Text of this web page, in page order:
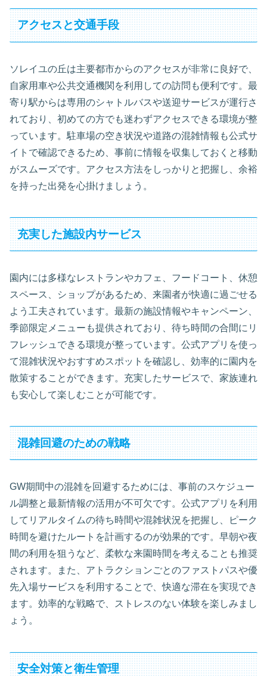
アクセスと交通手段
ソレイユの丘は主要都市からのアクセスが非常に良好で、
自家用車や公共交通機関を利用しての訪問も便利です。最
寄り駅からは専用のシャトルバスや送迎サービスが運行さ
れており、初めての方でも迷わずアクセスできる環境が整
っています。駐車場の空き状況や道路の混雑情報も公式サ
イトで確認できるため、事前に情報を収集しておくと移動
がスムーズです。アクセス方法をしっかりと把握し、余裕
を持った出発を心掛けましょう。
充実した施設内サービス
園内には多様なレストランやカフェ、フードコート、休憩
スペース、ショップがあるため、来園者が快適に過ごせる
よう工夫されています。最新の施設情報やキャンペーン、
季節限定メニューも提供されており、待ち時間の合間にリ
フレッシュできる環境が整っています。公式アプリを使っ
て混雑状況やおすすめスポットを確認し、効率的に園内を
散策することができます。充実したサービスで、家族連れ
も安心して楽しむことが可能です。
混雑回避のための戦略
GW期間中の混雑を回避するためには、事前のスケジュー
ル調整と最新情報の活用が不可欠です。公式アプリを利用
してリアルタイムの待ち時間や混雑状況を把握し、ピーク
時間を避けたルートを計画するのが効果的です。早朝や夜
間の利用を狙うなど、柔軟な来園時間を考えることも推奨
されます。また、アトラクションごとのファストパスや優
先入場サービスを利用することで、快適な滞在を実現でき
ます。効率的な戦略で、ストレスのない体験を楽しみまし
ょう。
安全対策と衛生管理